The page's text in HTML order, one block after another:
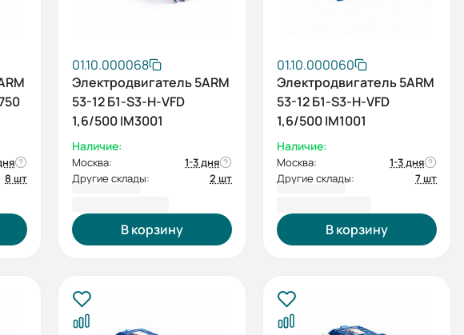
8 шт
01.10.000068
Электродвигатель 5ARM
53-12 Б1-S3-Н-VFD
1,6/500 IM3001
Наличие:
Москва:
1-3 дня
Другие склады:
2 шт
В корзину
01.10.000060
Электродвигатель 5ARM
53-12 Б1-S3-Н-VFD
1,6/500 IM1001
Наличие:
Москва:
1-3 дня
Другие склады:
7 шт
В корзину